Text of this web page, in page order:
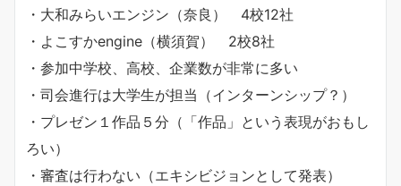
・大和みらいエンジン（奈良） 4校12社
・よこすかengine（横須賀） 2校8社
・参加中学校、高校、企業数が非常に多い
・司会進行は大学生が担当（インターンシップ？）
・プレゼン１作品５分（「作品」という表現がおもし
ろい）
・審査は行わない（エキシビジョンとして発表）